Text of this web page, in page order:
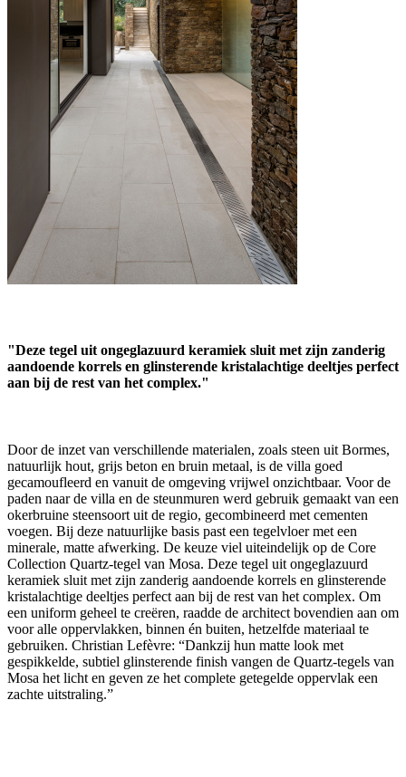
"Deze tegel uit ongeglazuurd keramiek sluit met zijn zanderig
aandoende korrels en glinsterende kristalachtige deeltjes perfect
aan bij de rest van het complex."
Door de inzet van verschillende materialen, zoals steen uit Bormes,
natuurlijk hout, grijs beton en bruin metaal, is de villa goed
gecamoufleerd en vanuit de omgeving vrijwel onzichtbaar. Voor de
paden naar de villa en de steunmuren werd gebruik gemaakt van een
okerbruine steensoort uit de regio, gecombineerd met cementen
voegen. Bij deze natuurlijke basis past een tegelvloer met een
minerale, matte afwerking. De keuze viel uiteindelijk op de Core
Collection Quartz-tegel van Mosa. Deze tegel uit ongeglazuurd
keramiek sluit met zijn zanderig aandoende korrels en glinsterende
kristalachtige deeltjes perfect aan bij de rest van het complex. Om
een uniform geheel te creëren, raadde de architect bovendien aan om
voor alle oppervlakken, binnen én buiten, hetzelfde materiaal te
gebruiken. Christian Lefèvre: “Dankzij hun matte look met
gespikkelde, subtiel glinsterende finish vangen de Quartz-tegels van
Mosa het licht en geven ze het complete getegelde oppervlak een
zachte uitstraling.”